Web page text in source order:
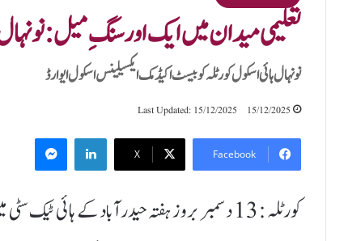
تعلیمی میدان میں ایک اور سنگِ میل: نو
نو نہال ہائی اسکول کورٹلہ کو بیسٹ اکیڈمک ایکسیلینس اسکول ایوارڈ
15/12/2025
Last Updated: 15/12/2025
Facebook
X
LinkedIn